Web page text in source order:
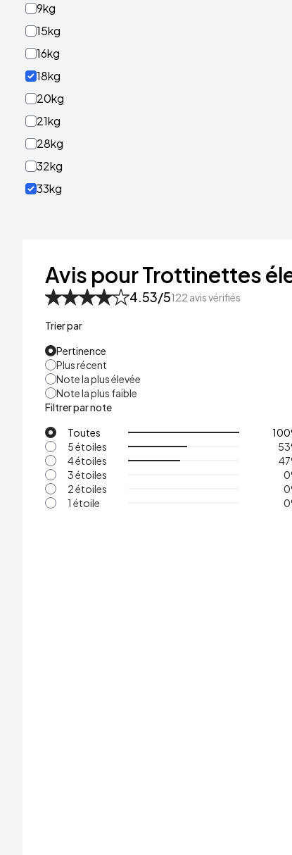
9kg
15kg
16kg
18kg
20kg
21kg
28kg
32kg
33kg
53kg
Avis pour Trottinettes
4.53/5122 avis vérifiés
Trier par
Pertinence
Plus récent
Note la plus élevée
Note la plus faible
Filtrer par note
Toutes
100
5 étoiles
53
4 étoiles
47
3 étoiles
0
2 étoiles
0
1 étoile
0